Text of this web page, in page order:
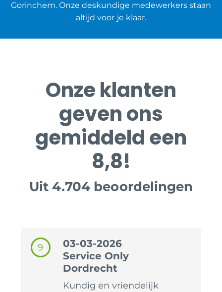
Gorinchem. Onze deskundige medewerkers staan
altijd voor je klaar.
Onze klanten
geven ons
gemiddeld een
8,8!
Uit 4.704 beoordelingen
9
03-03-2026
Service Only
Dordrecht
Kundig en vriendelijk